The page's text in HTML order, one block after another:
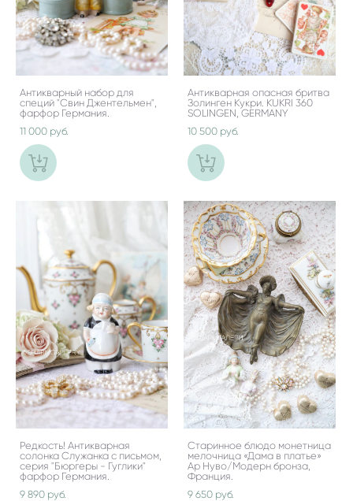
Антикварный набор для
специй "Свин Джентельмен",
фарфор Германия.
11 000 pуб.
Антикварная опасная бритва
Золинген Кукри. KUKRI 360
SOLINGEN, GERMANY
10 500 pуб.
Редкость! Антикварная
солонка Служанка с письмом,
серия "Бюргеры - Гуглики"
фарфор Германия.
9 890 pуб.
Старинное блюдо монетница
мелочница «Дама в платье»
Ар Нуво/Модерн бронза,
Франция.
9 650 pуб.